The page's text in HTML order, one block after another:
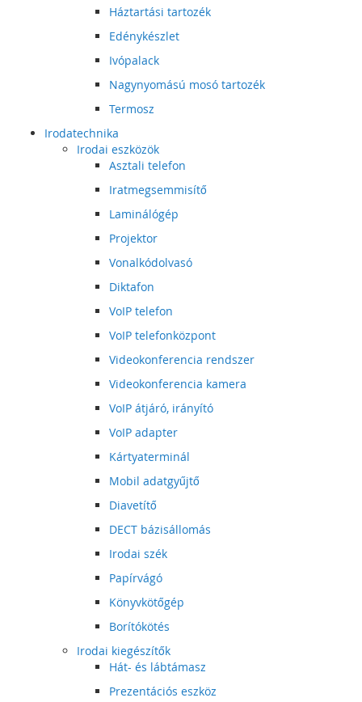
Háztartási tartozék
Edénykészlet
Ivópalack
Nagynyomású mosó tartozék
Termosz
Irodatechnika
Irodai eszközök
Asztali telefon
Iratmegsemmisítő
Laminálógép
Projektor
Vonalkódolvasó
Diktafon
VoIP telefon
VoIP telefonközpont
Videokonferencia rendszer
Videokonferencia kamera
VoIP átjáró, irányító
VoIP adapter
Kártyaterminál
Mobil adatgyűjtő
Diavetítő
DECT bázisállomás
Irodai szék
Papírvágó
Könyvkötőgép
Borítókötés
Irodai kiegészítők
Hát- és lábtámasz
Prezentációs eszköz